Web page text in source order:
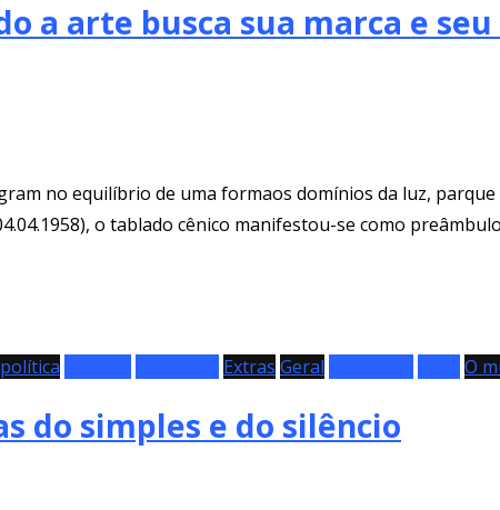
a arte busca sua marca e
no equilíbrio de uma formaos domínios da luz,
o tablado cênico manifestou-se como
Extras Geral O
do simples e do silêncio